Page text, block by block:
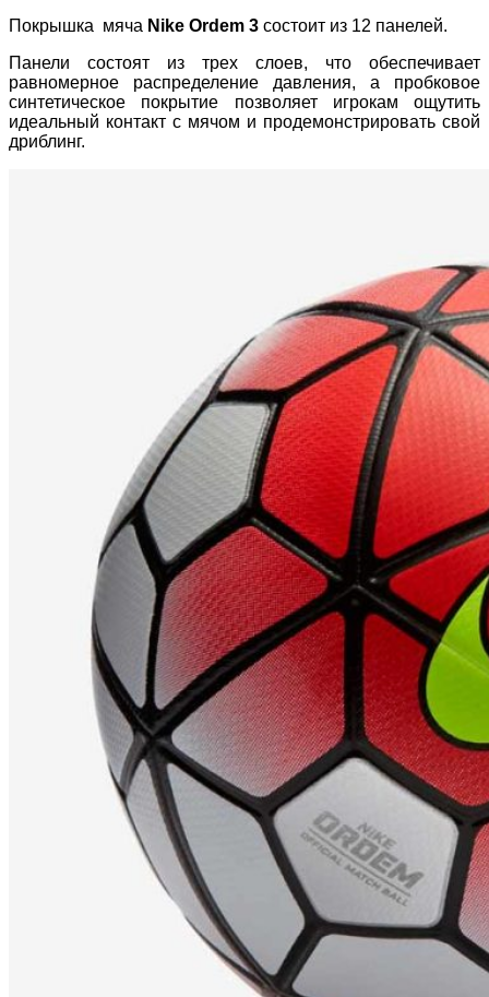
Покрышка мяча Nike Ordem 3 состоит из 12 панелей.
Панели состоят из трех слоев, что обеспечивает
равномерное распределение давления, а пробковое
синтетическое покрытие позволяет игрокам ощутить
идеальный контакт с мячом и продемонстрировать свой
дриблинг.